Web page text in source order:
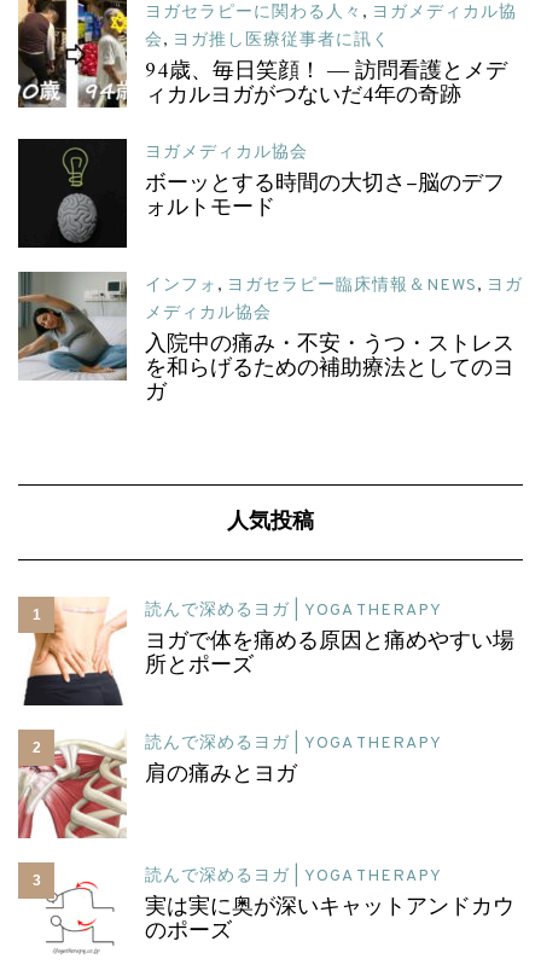
ヨガセラピーに関わる人々 , ヨガメディカル協
会, ヨガ推し医療従事者に訊く
94歳、毎日笑顔！ ― 訪問看護とメデ
ィカルヨガがつないだ4年の奇跡
ヨガメディカル協会
ボーッとする時間の大切さ–脳のデフ
ォルトモード
インフォ , ヨガセラピー臨床情報＆NEWS, ヨガ
メディカル協会
入院中の痛み・不安・うつ・ストレス
を和らげるための補助療法としてのヨ
ガ
人気投稿
1 読んで深めるヨガ | YOGA THERAPY
ヨガで体を痛める原因と痛めやすい場
所とポーズ
2 読んで深めるヨガ | YOGA THERAPY
肩の痛みとヨガ
3 読んで深めるヨガ | YOGA THERAPY
実は実に奥が深いキャットアンドカウ
のポーズ